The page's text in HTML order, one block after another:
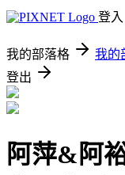
登入
我的部落格 我的
登出
阿萍&阿